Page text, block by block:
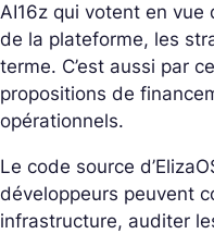
AI16z qui votent en vue
de la plateforme, les
terme. C’est aussi par
propositions de
opérationnels.
Le code source
développeurs peuvent
infrastructure, auditer